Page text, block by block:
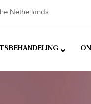
Netherlands